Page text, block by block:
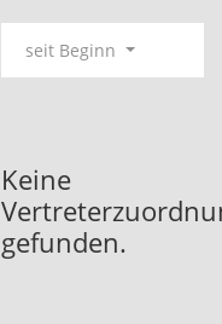
seit Beginn
Keine
gefunden.